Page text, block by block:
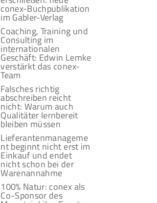
conex-Buchpublikation
im Gabler-Verlag
Coaching, Training und
Consulting im
internationalen
Geschäft: Edwin Lemke
verstärkt das conex-
Team
Falsches richtig
abschreiben reicht
nicht: Warum auch
Qualitäter lernbereit
bleiben müssen
Lieferantenmanageme
nt beginnt nicht erst im
Einkauf und endet
nicht schon bei der
Warenannahme
100% Natur: conex als
Co-Sponsor des